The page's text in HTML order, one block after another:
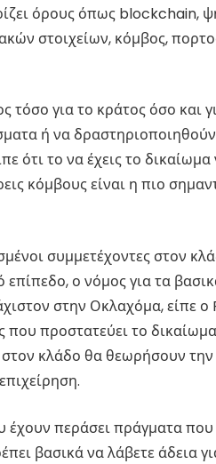
όρους όπως blockchain,
στοιχείων, κόμβος,
για το κράτος όσο και
ή να
ότι το να έχεις το
κόμβους είναι η πιο
συμμετέχοντες στον
ο νόμος για τα
στην Οκλαχόμα, είπε ο
προστατεύει το
στον κλάδο θα θεωρήσουν
περάσει πράγματα που
βασικά να λάβετε άδεια